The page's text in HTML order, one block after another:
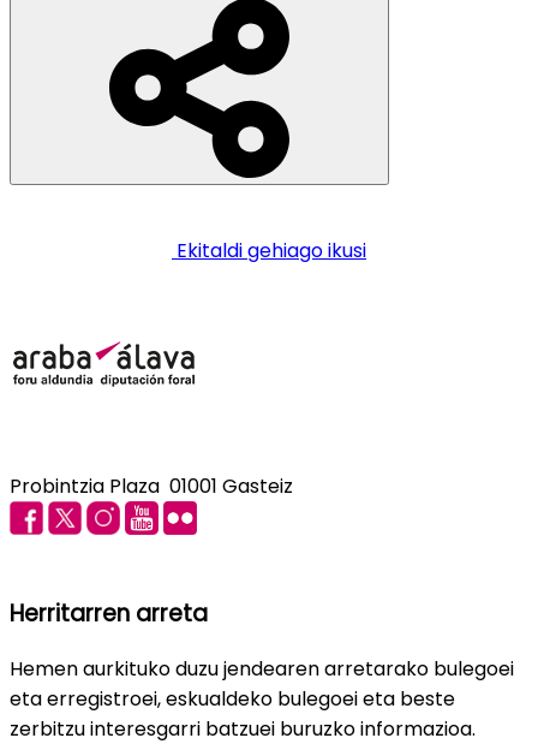
Ekitaldi gehiago ikusi
Probintzia Plaza 01001 Gasteiz
Herritarren arreta
Hemen aurkituko duzu jendearen arretarako bulegoei
eta erregistroei, eskualdeko bulegoei eta beste
zerbitzu interesgarri batzuei buruzko informazioa.